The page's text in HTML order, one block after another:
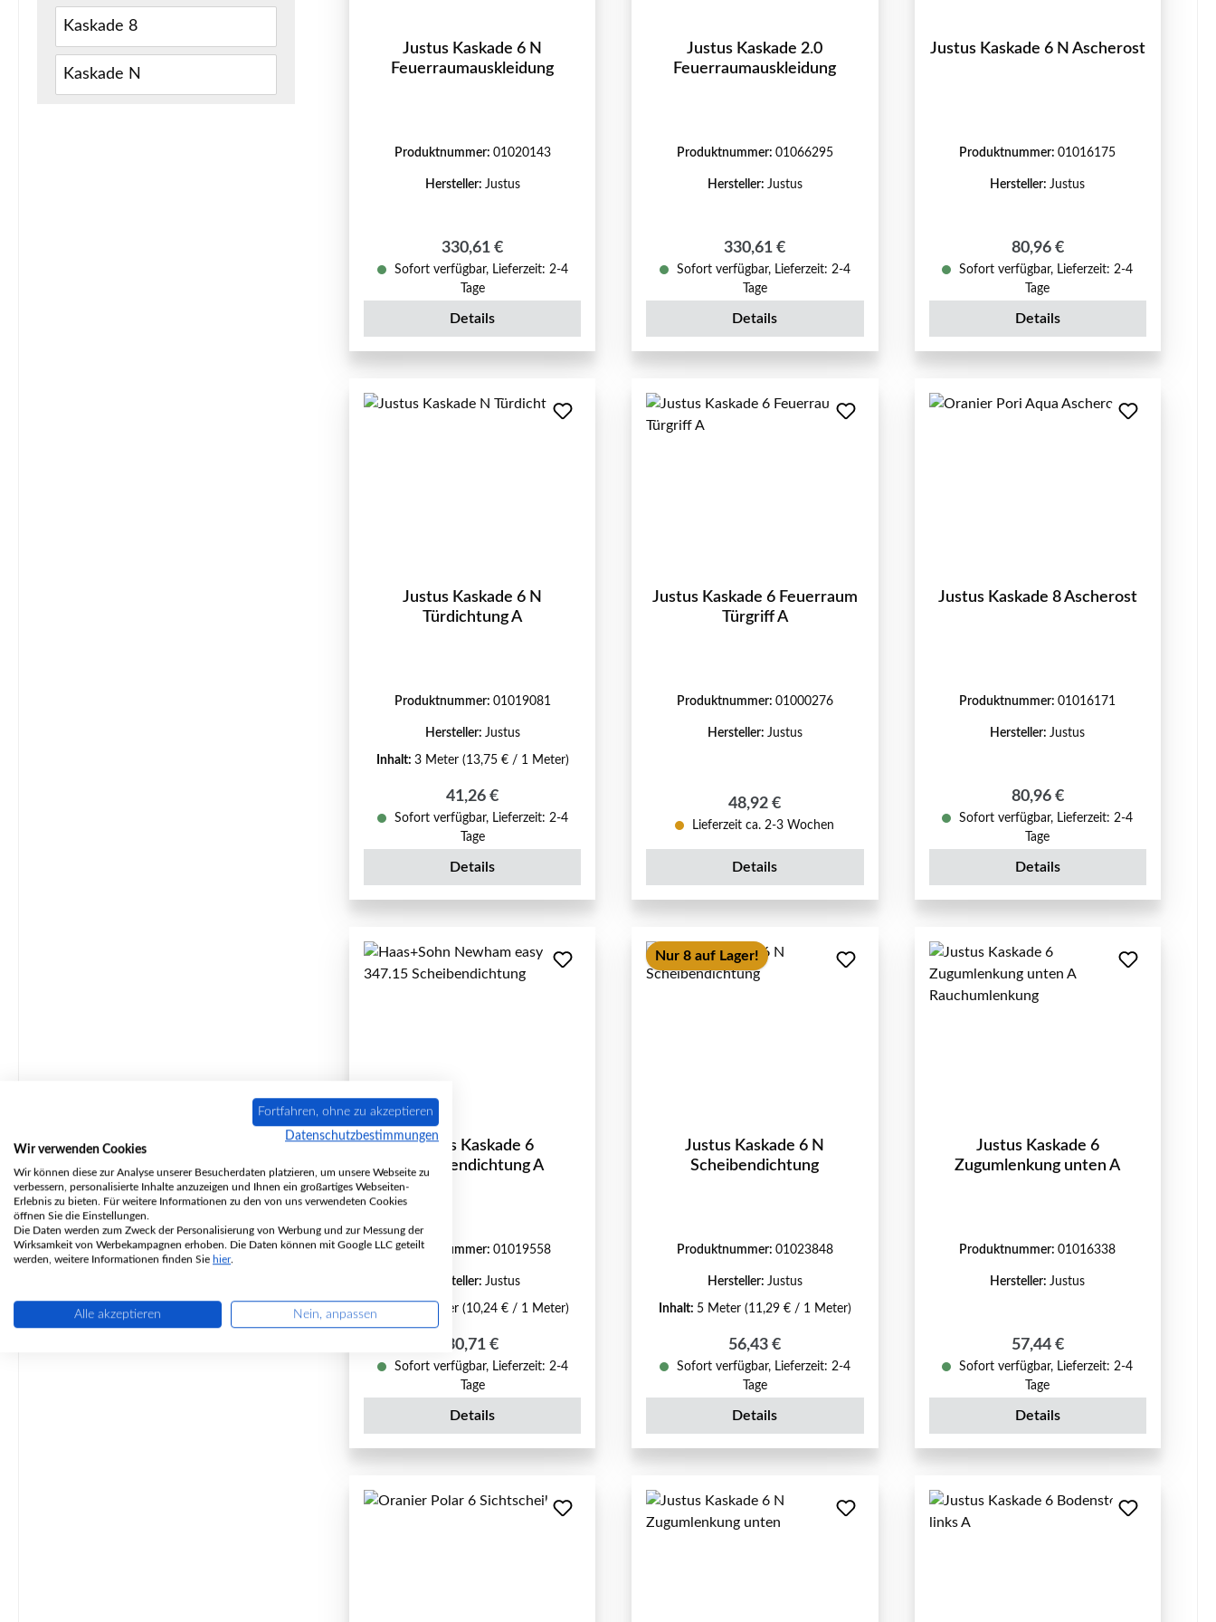
Kaskade 8
Kaskade N
Justus Kaskade 6 N
Feuerraumauskleidung
Produktnummer: 01020143
Hersteller: Justus
Regulärer Preis:
330,61 €
Sofort verfügbar, Lieferzeit: 2-4
Tage
Details
Justus Kaskade 2.0
Feuerraumauskleidung
Produktnummer: 01066295
Hersteller: Justus
Regulärer Preis:
330,61 €
Sofort verfügbar, Lieferzeit: 2-4
Tage
Details
Justus Kaskade 6 N Ascherost
Produktnummer:01016175
Hersteller:Justus
Regulärer Preis:
80,96 €
Sofort verfügbar, Lieferzeit: 2-4
Tage
Details
Justus Kaskade 6 N
Türdichtung A
Produktnummer: 01019081
Hersteller: Justus
Inhalt: 3 Meter (13,75 € / 1 Meter)
Regulärer Preis:
41,26 €
Sofort verfügbar, Lieferzeit: 2-4
Tage
Details
Justus Kaskade 6 Feuerraum
Türgriff A
Produktnummer: 01000276
Hersteller: Justus
Regulärer Preis:
48,92 €
Lieferzeit ca. 2-3 Wochen
Details
Justus Kaskade 8 Ascherost
Produktnummer:01016171
Hersteller:Justus
Regulärer Preis:
80,96 €
Sofort verfügbar, Lieferzeit: 2-4
Tage
Details
Justus Kaskade 6
Scheibendichtung A
Produktnummer: 01019558
Hersteller: Justus
3 Meter (10,24 € / 1 Meter)
Regulärer Preis:
30,71 €
Sofort verfügbar, Lieferzeit: 2-4
Tage
Details
Nur 8 auf Lager!
Justus Kaskade 6 N
Scheibendichtung
Produktnummer: 01023848
Hersteller: Justus
Inhalt: 5 Meter (11,29 € / 1 Meter)
Regulärer Preis:
56,43 €
Sofort verfügbar, Lieferzeit: 2-4
Tage
Details
Justus Kaskade 6
Zugumlenkung unten A
Produktnummer:01016338
Hersteller:Justus
Regulärer Preis:
57,44 €
Sofort verfügbar, Lieferzeit: 2-4
Tage
Details
Fortfahren, ohne zu akzeptieren
Datenschutzbestimmungen
Wir verwenden Cookies
Wir können diese zur Analyse unserer Besucherdaten platzieren, um unsere Webseite zu
verbessern, personalisierte Inhalte anzuzeigen und Ihnen ein großartiges Webseiten-
Erlebnis zu bieten. Für weitere Informationen zu den von uns verwendeten Cookies
öffnen Sie die Einstellungen.
Die Daten werden zum Zweck der Personalisierung von Werbung und zur Messung der
Wirksamkeit von Werbekampagnen erhoben. Die Daten können mit Google LLC geteilt
werden, weitere Informationen finden Sie hier.
Alle akzeptieren Nein, anpassen